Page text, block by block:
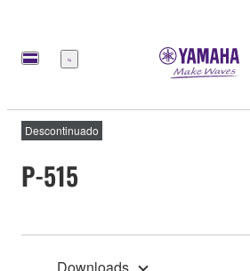
Menu
Descontinuado
P-515
Downloads